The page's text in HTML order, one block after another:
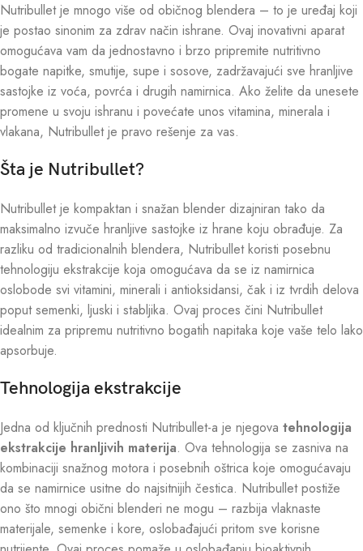
Nutribullet je mnogo više od običnog blendera – to je uređaj koji
je postao sinonim za zdrav način ishrane. Ovaj inovativni aparat
omogućava vam da jednostavno i brzo pripremite nutritivno
bogate napitke, smutije, supe i sosove, zadržavajući sve hranljive
sastojke iz voća, povrća i drugih namirnica. Ako želite da unesete
promene u svoju ishranu i povećate unos vitamina, minerala i
vlakana, Nutribullet je pravo rešenje za vas.
Šta je Nutribullet?
Nutribullet je kompaktan i snažan blender dizajniran tako da
maksimalno izvuče hranljive sastojke iz hrane koju obrađuje. Za
razliku od tradicionalnih blendera, Nutribullet koristi posebnu
tehnologiju ekstrakcije koja omogućava da se iz namirnica
oslobode svi vitamini, minerali i antioksidansi, čak i iz tvrdih delova
poput semenki, ljuski i stabljika. Ovaj proces čini Nutribullet
idealnim za pripremu nutritivno bogatih napitaka koje vaše telo lako
apsorbuje.
Tehnologija ekstrakcije
Jedna od ključnih prednosti Nutribullet-a je njegova tehnologija
ekstrakcije hranljivih materija. Ova tehnologija se zasniva na
kombinaciji snažnog motora i posebnih oštrica koje omogućavaju
da se namirnice usitne do najsitnijih čestica. Nutribullet postiže
ono što mnogi obični blenderi ne mogu – razbija vlaknaste
materijale, semenke i kore, oslobađajući pritom sve korisne